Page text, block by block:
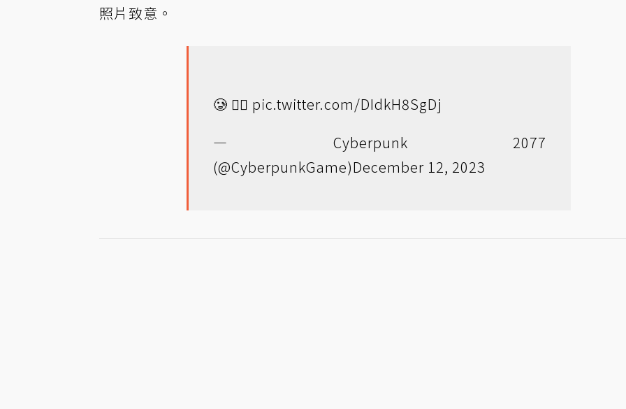
照片致意。
🥲 ❤️‍🔥 pic.twitter.com/DIdkH8SgDj
— Cyberpunk 2077
(@CyberpunkGame)December 12, 2023